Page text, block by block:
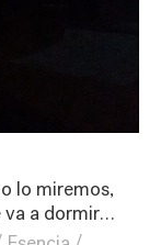
lo miremos,
va a dormir…